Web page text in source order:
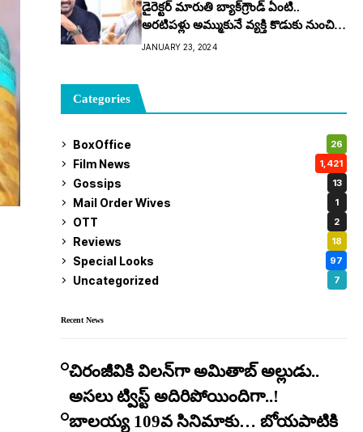
డైరెక్ట‌ర్‌ మారుతి బ్యాక్‌గ్రౌండ్ ఏంటి..
అర‌టిపళ్లు అమ్ముకునే వ్య‌క్తి కొడుకు నుంచి
డైరెక్ట‌ర్‌గా ఎలా ఎదిగాడు..!?
JANUARY 23, 2024
Categories
BoxOffice 26
Film News 1,421
Gossips 13
Mail Order Wives 1
OTT 2
Reviews 18
Special Looks 97
Uncategorized 7
Recent News
చిరంజీవికి విలన్‌గా అమితాబ్ అల్లుడు..
అసలు ట్విస్ట్ అదిరిపోయిందిగా..!
బాలయ్య 109వ సినిమాకు… బోయపాటికి